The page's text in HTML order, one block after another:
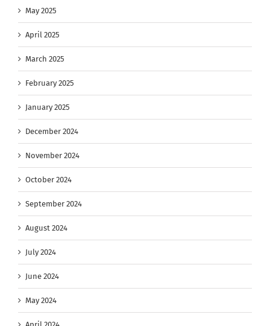
May 2025
April 2025
March 2025
February 2025
January 2025
December 2024
November 2024
October 2024
September 2024
August 2024
July 2024
June 2024
May 2024